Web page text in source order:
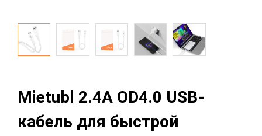
Mietubl 2.4A OD4.0 USB-
кабель для быстрой